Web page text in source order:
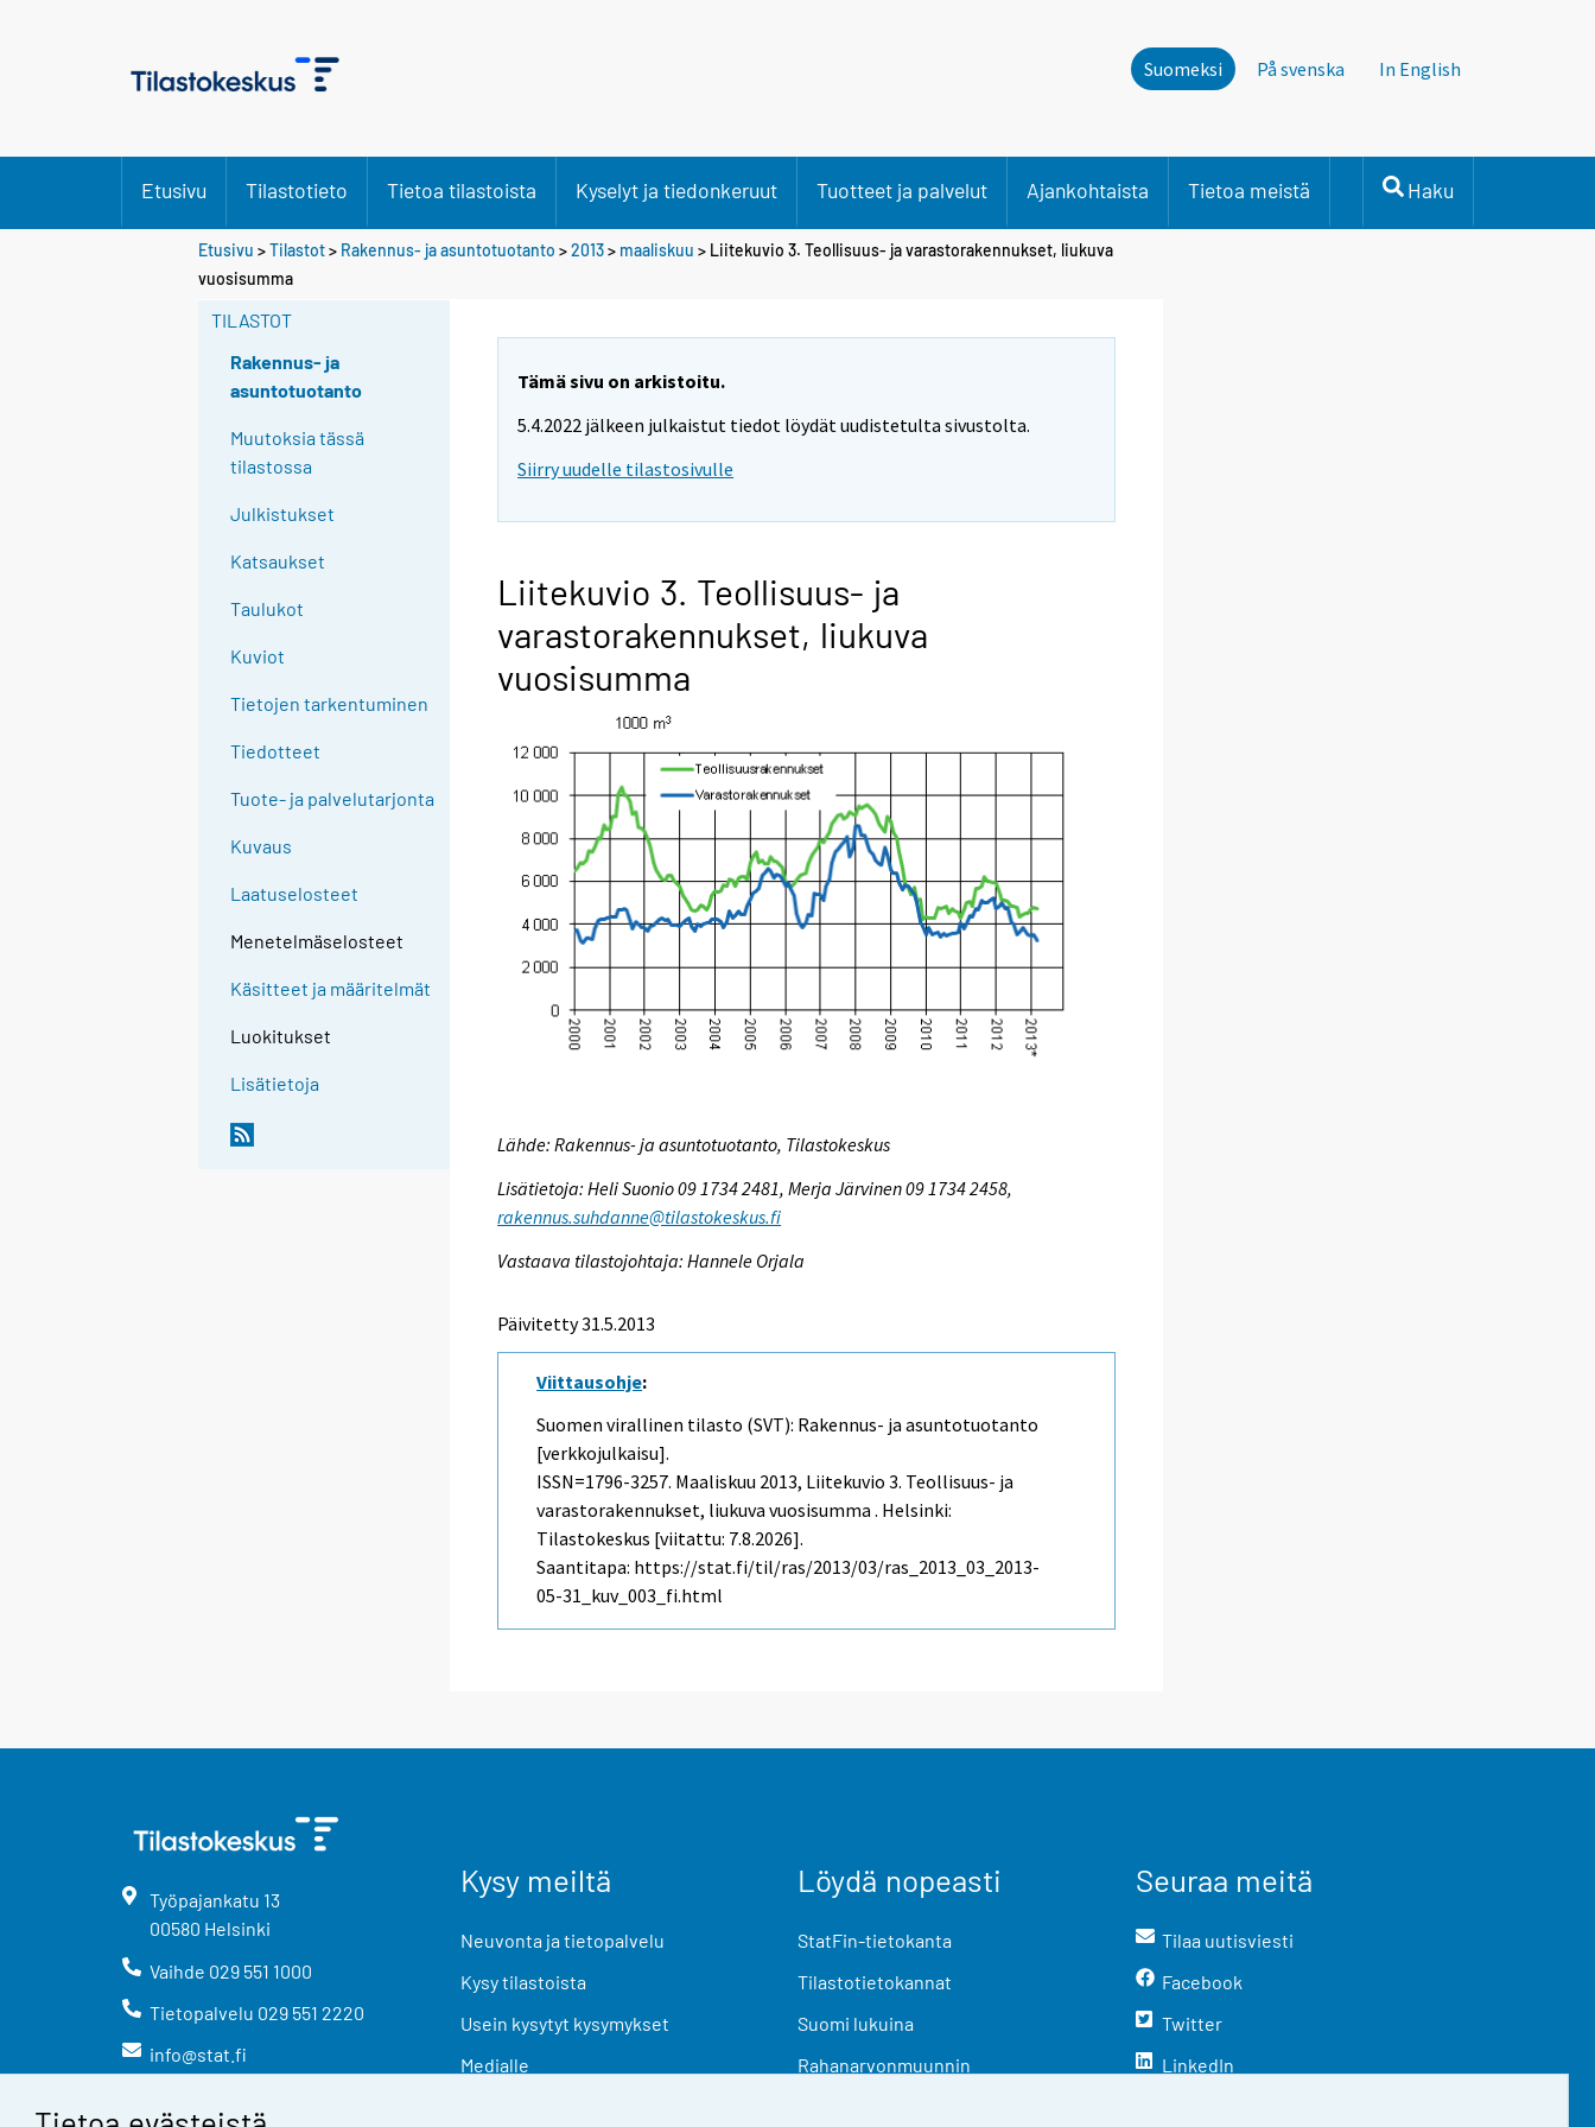
Suomeksi På svenska In English
Etusivu Tilastotieto Tietoa tilastoista Kyselyt ja tiedonkeruut Tuotteet ja palvelut Ajankohtaista Tietoa meistä Haku
Etusivu >Tilastot> Rakennus- ja asuntotuotanto >2013> maaliskuu > Liitekuvio 3. Teollisuus- ja varastorakennukset, liukuva
vuosisumma
TILASTOT
Rakennus- ja
asuntotuotanto
Muutoksia tässä
tilastossa
Julkistukset
Katsaukset
Taulukot
Kuviot
Tietojen tarkentuminen
Tiedotteet
Tuote- ja palvelutarjonta
Kuvaus
Laatuselosteet
Menetelmäselosteet
Käsitteet ja määritelmät
Luokitukset
Lisätietoja
Tämä sivu on arkistoitu.
5.4.2022 jälkeen julkaistut tiedot löydät uudistetulta sivustolta.
Siirry uudelle tilastosivulle
Liitekuvio 3. Teollisuus- ja
varastorakennukset, liukuva
vuosisumma
Lähde: Rakennus- ja asuntotuotanto, Tilastokeskus
Lisätietoja: Heli Suonio 09 1734 2481, Merja Järvinen 09 1734 2458,
rakennus.suhdanne@tilastokeskus.fi
Vastaava tilastojohtaja: Hannele Orjala
Päivitetty 31.5.2013
Viittausohje:
Suomen virallinen tilasto (SVT): Rakennus- ja asuntotuotanto
[verkkojulkaisu].
ISSN=1796-3257. Maaliskuu 2013, Liitekuvio 3. Teollisuus- ja
varastorakennukset, liukuva vuosisumma . Helsinki:
Tilastokeskus [viitattu: 7.8.2026].
Saantitapa: https://stat.fi/til/ras/2013/03/ras_2013_03_2013-
05-31_kuv_003_fi.html
Työpajankatu 13
00580 Helsinki
Vaihde 029 551 1000
Tietopalvelu 029 551 2220
info@stat.fi
Kysy meiltä
Neuvonta ja tietopalvelu
Kysy tilastoista
Usein kysytyt kysymykset
Medialle
Löydä nopeasti
StatFin-tietokanta
Tilastotietokannat
Suomi lukuina
Rahanarvonmuunnin
Seuraa meitä
Tilaa uutisviesti
Facebook
Twitter
LinkedIn